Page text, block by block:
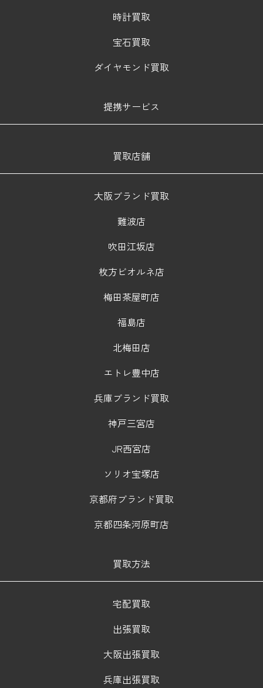
時計買取
宝石買取
ダイヤモンド買取
提携サービス
買取店舗
大阪ブランド買取
難波店
吹田江坂店
枚方ビオルネ店
梅田茶屋町店
福島店
北梅田店
エトレ豊中店
兵庫ブランド買取
神戸三宮店
JR西宮店
ソリオ宝塚店
京都府ブランド買取
京都四条河原町店
買取方法
宅配買取
出張買取
大阪出張買取
兵庫出張買取